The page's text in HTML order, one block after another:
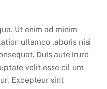
Ut enim ad minim
ullamco laboris nisi
Duis aute irure
velit esse cillum
Excepteur sint